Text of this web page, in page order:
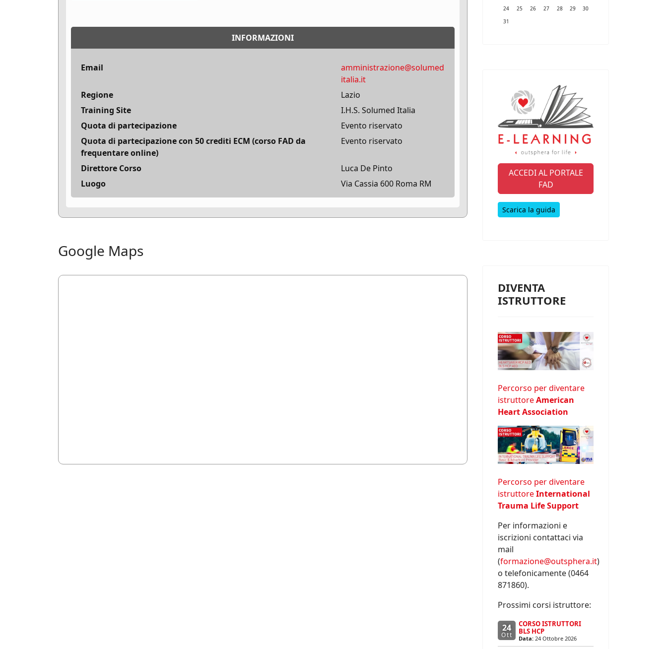
INFORMAZIONI
Email
amministrazione@solumed
italia.it
Regione
Lazio
Training Site
I.H.S. Solumed Italia
Quota di partecipazione
Evento riservato
Quota di partecipazione con 50 crediti ECM (corso FAD da
frequentare online)
Evento riservato
Direttore Corso
Luca De Pinto
Luogo
Via Cassia 600 Roma RM
Google Maps
24
25 26 27 28 29
30
31
ACCEDI AL PORTALE
FAD
Scarica la guida
DIVENTA
ISTRUTTORE
Percorso per diventare
istruttoreAmerican
Heart Association
Percorso per diventare
istruttoreInternational
Trauma Life Support
Per informazioni e
iscrizioni contattaci via
mail
(formazione@outsphera.it)
o telefonicamente (0464
871860).
Prossimi corsi istruttore:
24
Ott
CORSO ISTRUTTORI
BLS HCP
Data: 24 Ottobre 2026